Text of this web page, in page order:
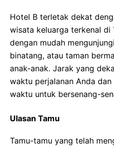
Hotel B terletak dekat
wisata keluarga terkenal di
dengan mudah
binatang, atau taman
anak-anak. Jarak yang
waktu perjalanan Anda
waktu untuk bersenang-
Ulasan Tamu
Tamu-tamu yang telah